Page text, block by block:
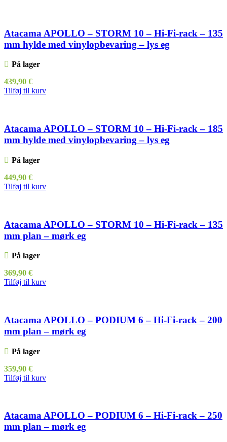
Atacama APOLLO – STORM 10 – Hi-Fi-rack – 135
mm hylde med vinylopbevaring – lys eg
På lager
439,90 €
Tilføj til kurv
Atacama APOLLO – STORM 10 – Hi-Fi-rack – 185
mm hylde med vinylopbevaring – lys eg
På lager
449,90 €
Tilføj til kurv
Atacama APOLLO – STORM 10 – Hi-Fi-rack – 135
mm plan – mørk eg
På lager
369,90 €
Tilføj til kurv
Atacama APOLLO – PODIUM 6 – Hi-Fi-rack – 200
mm plan – mørk eg
På lager
359,90 €
Tilføj til kurv
Atacama APOLLO – PODIUM 6 – Hi-Fi-rack – 250
mm plan – mørk eg